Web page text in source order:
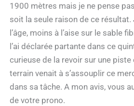
1900 mètres mais je ne pense
soit la seule raison de ce résultat.
l’âge, moins à l’aise sur le sable
l’ai déclarée partante dans ce
curieuse de la revoir sur une piste
terrain venait à s’assouplir ce
dans sa tâche. A mon avis, vous
de votre prono.